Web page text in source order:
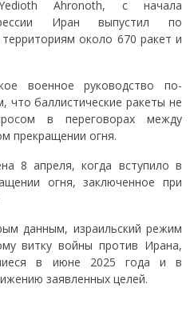
Ahronoth, с начала
Иран выпустил по
около 670 ракет и
военное руководство по-
что баллистические ракеты не
в переговорах между
прекращении огня.
8 апреля, когда вступило в
огня, заключенное при
данным, израильский режим
витку войны против Ирана,
в июне 2025 года и в
заявленных целей.